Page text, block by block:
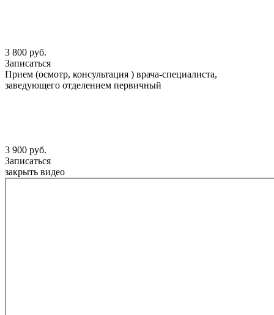
3 800 руб.
Записаться
Прием (осмотр, консультация ) врача-специалиста,
заведующего отделением первичный
3 900 руб.
Записаться
закрыть видео